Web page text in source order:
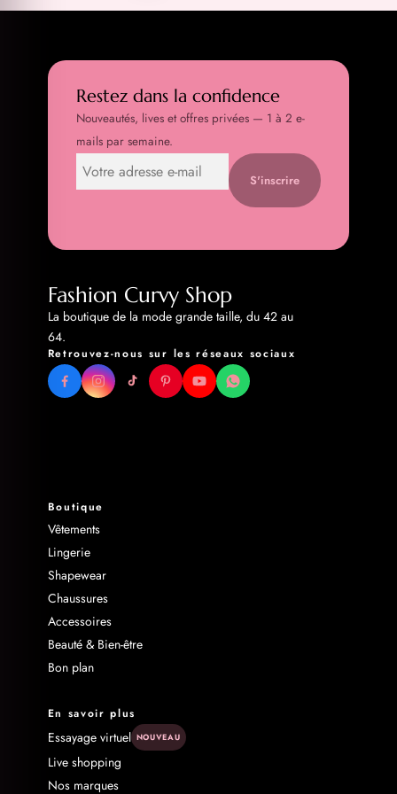
Restez dans la confidence
Nouveautés, lives et offres privées — 1 à 2 e-
mails par semaine.
S'inscrire
Fashion Curvy Shop
La boutique de la mode grande taille, du 42 au
64.
Retrouvez-nous sur les réseaux sociaux
Boutique
Vêtements
Lingerie
Shapewear
Chaussures
Accessoires
Beauté & Bien-être
Bon plan
En savoir plus
Essayage virtuel NOUVEAU
Live shopping
Nos marques